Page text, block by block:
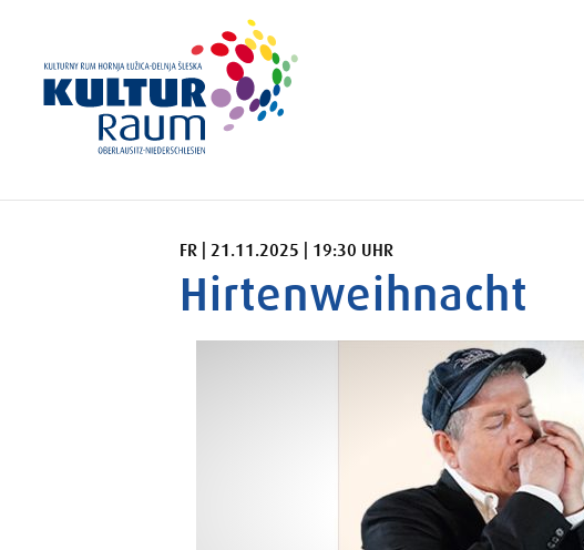
FREITAG 21.11.2025 19:30 UHR
FR | 21.11.2025 | 19:30 UHR
Hirtenweihnacht